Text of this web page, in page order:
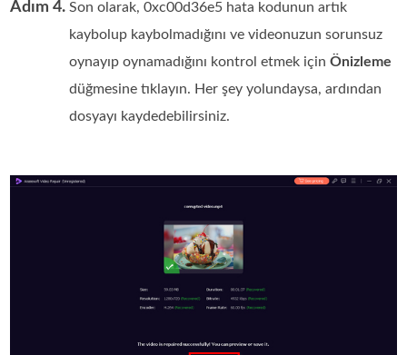
Adım 4. Son olarak, 0xc00d36e5 hata kodunun artık
kaybolup kaybolmadığını ve videonuzun sorunsuz
oynayıp oynamadığını kontrol etmek içinÖnizleme
düğmesine tıklayın. Her şey yolundaysa, ardından
dosyayı kaydedebilirsiniz.